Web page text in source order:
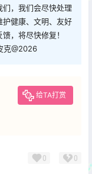
，我们会尽快处理
健康、文明、友好
，将尽快修复！
克@2026
给TA打赏
0 0